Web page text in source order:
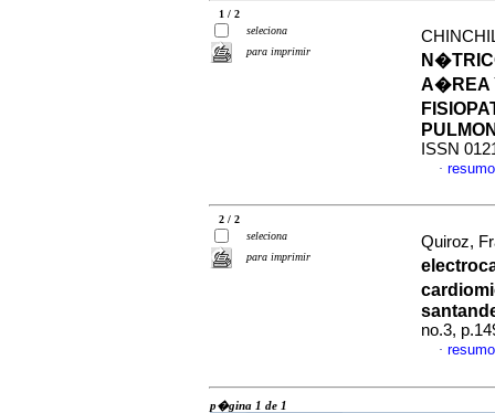
1 / 2
seleciona
para imprimir
A�REA
ISSN
·
2 / 2
seleciona
para imprimir
Quiroz,
no.3,
·
p�gina 1 de 1